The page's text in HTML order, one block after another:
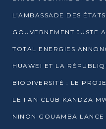
GOUVERNEMENT JUSTE